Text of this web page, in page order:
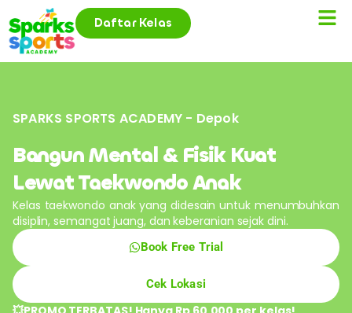
Daftar Kelas
SPARKS SPORTS ACADEMY - Depok
Bangun Mental & Fisik Kuat
Lewat Taekwondo Anak
Kelas taekwondo anak yang didesain untuk menumbuhkan
disiplin, semangat juang, dan keberanian sejak dini.
Book Free Trial
Cek Lokasi